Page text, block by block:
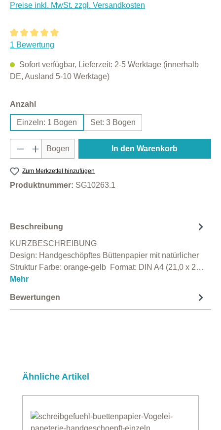
Preise inkl. MwSt. zzgl. Versandkosten
Durchschnittliche Bewertung von 5 von 5 Sternen
1 Bewertung
Sofort verfügbar, Lieferzeit: 2-5 Werktage (innerhalb
DE, Ausland 5-10 Werktage)
Anzahl auswählen
Einzeln: 1 Bogen Set: 3 Bogen
Produkt Anzahl: Gib den gewünschten
Bogen In den Warenkorb
Zum Merkzettel hinzufügen
Produktnummer: SG10263.1
Beschreibung
KURZBESCHREIBUNG
Design: Handgeschöpftes Büttenpapier mit natürlicher
Struktur Farbe: orange-gelb Format: DIN A4 (21,0 x 2…
Mehr
Bewertungen
Produktgalerie überspringen
Ähnliche Artikel